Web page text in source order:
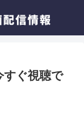
すぐ視聴で